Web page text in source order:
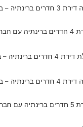
1140-1920 ש"ח
כמה עולה להוביל דירת 4 חדרים
1700-2040 ש"ח
כמה עולה להוביל דירת 5 חדרים